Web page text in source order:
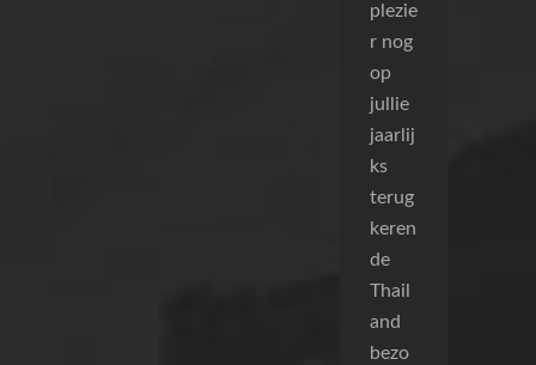
plezie
r nog
op
jullie
jaarlij
ks
terug
keren
de
Thail
and
bezo